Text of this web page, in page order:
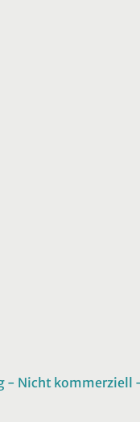
- Nicht kommerziell